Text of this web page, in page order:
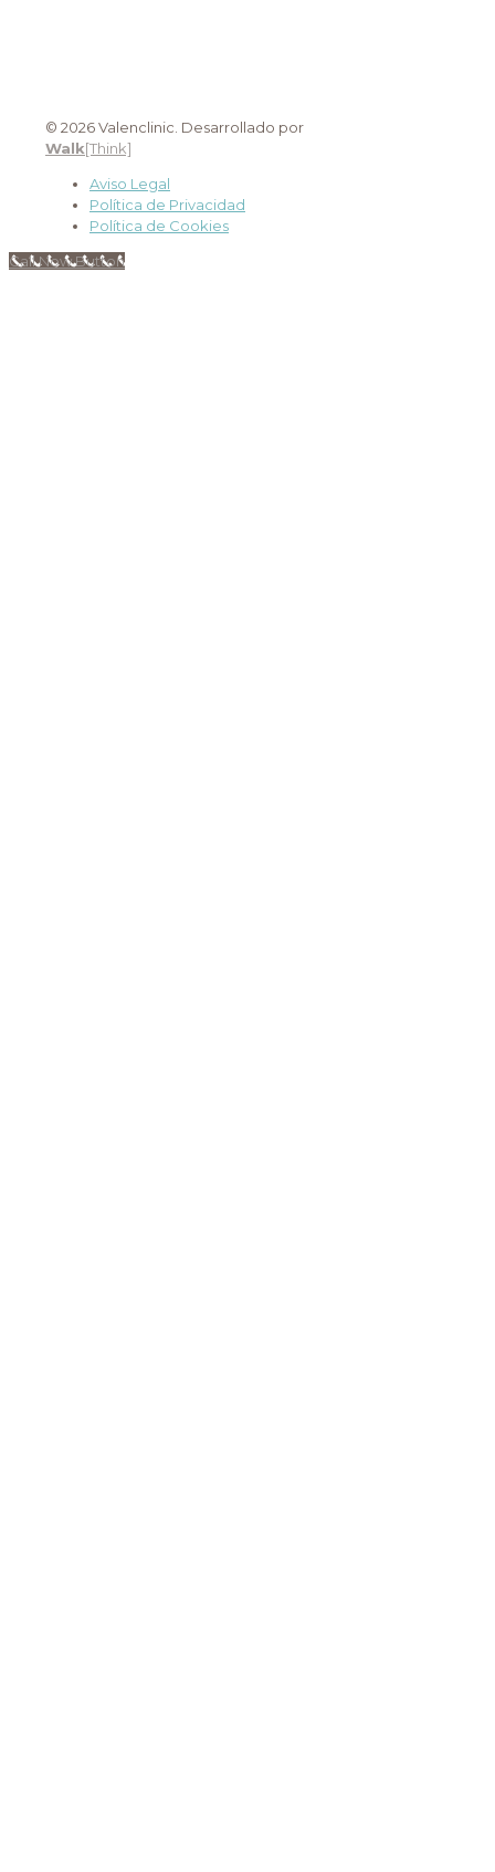
© 2026 Valenclinic. Desarrollado por
Walk[Think]
Aviso Legal
Política de Privacidad
Política de Cookies
Call Now Button